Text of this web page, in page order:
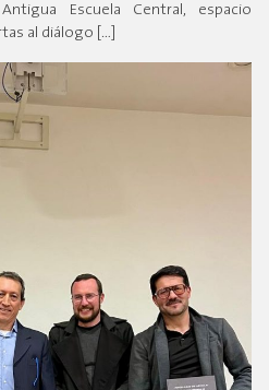
Escuela Central, espacio
al diálogo […]